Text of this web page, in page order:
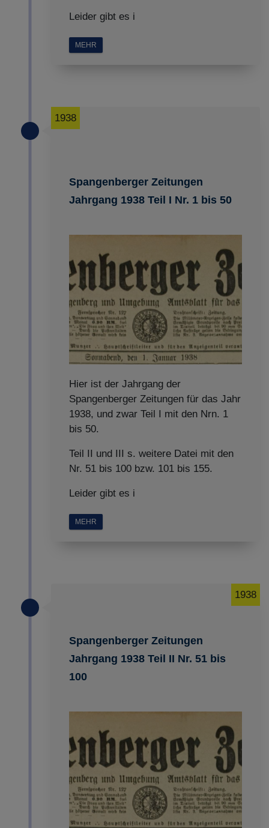
Leider gibt es i
MEHR
Spangenberger Zeitungen
Jahrgang 1938 Teil I Nr. 1 bis 50
1938
Hier ist der Jahrgang der
Spangenberger Zeitungen für das Jahr
1938, und zwar Teil I mit den Nrn. 1
bis 50.
Teil II und III s. weitere Datei mit den
Nr. 51 bis 100 bzw. 101 bis 155.
Leider gibt es i
MEHR
Spangenberger Zeitungen
Jahrgang 1938 Teil II Nr. 51 bis
100
1938